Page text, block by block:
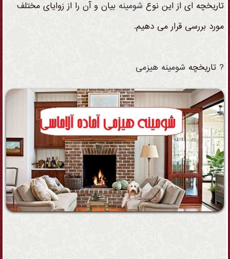
تاریخچه ای از این نوع شومینه بیان و آن را از زوایای مختلف
مورد بررسی قرار می دهیم.
? تاریخچه شومینه هیزمی